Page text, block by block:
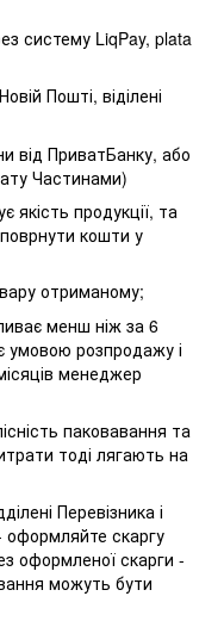
систему LiqPay, plata
Пошті, віділені
від ПриватБанку, або
Частинами)
якість продукції, та
кошти у
отриманому;
менш ніж за 6
умовою розпродажу і
менеджер
паковавання та
тоді лягають на
Перевізника і
оформляйте скаргу
оформленої скарги -
можуть бути